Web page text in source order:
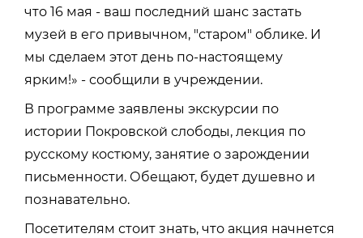
что 16 мая - ваш последний шанс застать
музей в его привычном, "старом" облике. И
мы сделаем этот день по-настоящему
ярким!» - сообщили в учреждении.
В программе заявлены экскурсии по
истории Покровской слободы, лекция по
русскому костюму, занятие о зарождении
письменности. Обещают, будет душевно и
познавательно.
Посетителям стоит знать, что акция начнется